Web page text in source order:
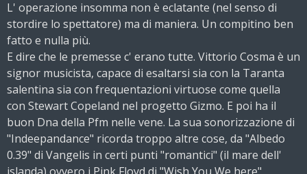
L' operazione insomma non è eclatante (nel senso di
stordire lo spettatore) ma di maniera. Un compitino ben
fatto e nulla più.
E dire che le premesse c' erano tutte. Vittorio Cosma è un
signor musicista, capace di esaltarsi sia con la Taranta
salentina sia con frequentazioni virtuose come quella
con Stewart Copeland nel progetto Gizmo. E poi ha il
buon Dna della Pfm nelle vene. La sua sonorizzazione di
"Indeepandance" ricorda troppo altre cose, da "Albedo
0.39" di Vangelis in certi punti "romantici" (il mare dell'